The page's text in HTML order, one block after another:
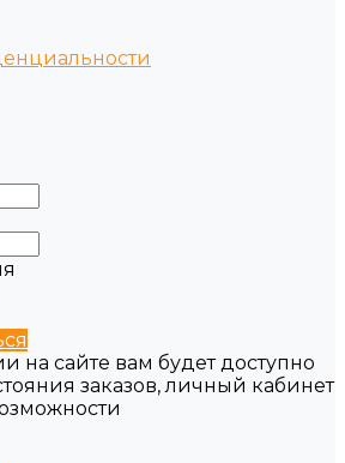
на сайте вам будет доступно
заказов, личный кабинет